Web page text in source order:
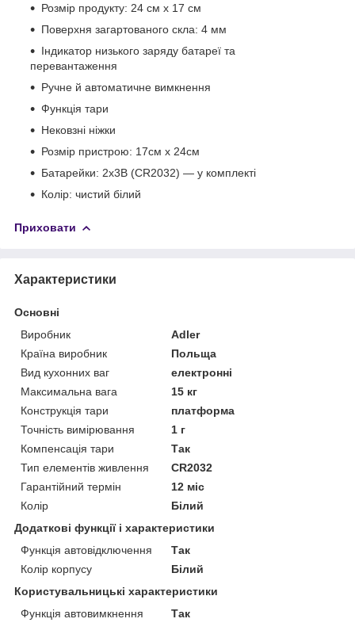
Розмір продукту: 24 см х 17 см
Поверхня загартованого скла: 4 мм
Індикатор низького заряду батареї та
перевантаження
Ручне й автоматичне вимкнення
Функція тари
Нековзні ніжки
Розмір пристрою: 17см х 24см
Батарейки: 2х3В (CR2032) — у комплекті
Колір: чистий білий
Приховати
Характеристики
Основні
Виробник
Adler
Країна виробник
Польща
Вид кухонних ваг
електронні
Максимальна вага
15 кг
Конструкція тари
платформа
Точність вимірювання
1 г
Компенсація тари
Так
Тип елементів живлення
CR2032
Гарантійний термін
12 міс
Колір
Білий
Додаткові функції і характеристики
Функція автовідключення
Так
Колір корпусу
Білий
Користувальницькі характеристики
Функція автовимкнення
Так